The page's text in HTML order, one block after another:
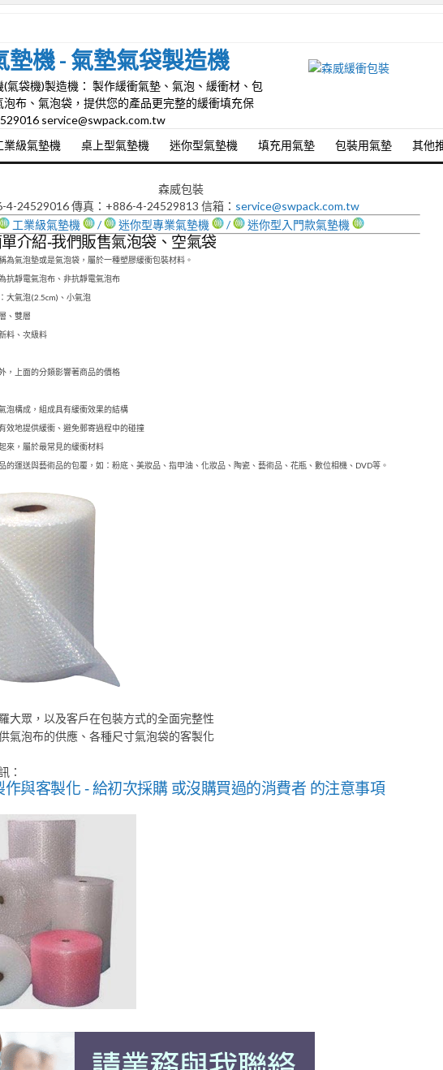
墊機 - 氣墊氣袋製造機
(氣袋機)製造機： 製作緩衝氣墊、氣泡、緩衝材、包
泡布、氣泡袋，提供您的產品更完整的緩衝填充保
service@swpack.com.tw
業級氣墊機 桌上型氣墊機 迷你型氣墊機 填充用氣墊 包裝用氣墊 其他
森威包裝
4-24529016 傳真：+886-4-24529813 信箱： service@swpack.com.tw
工業級氣墊機
/ 迷你型專業氣墊機 / 迷你型入門款氣墊機
介紹-我們販售氣泡袋、空氣袋
為氣泡墊或是氣泡袋，屬於一種塑膠緩衝包裝材料。
抗靜電氣泡布、非抗靜電氣泡布
大氣泡(2.5cm)、小氣泡
、雙層
料、次級料
，上面的分類影響著商品的價格
泡構成，組成具有緩衝效果的結構
效地提供緩衝、避免郵寄過程中的碰撞
來，屬於最常見的緩衝材料
的運送與藝術品的包覆， 如：粉底、美妝品、指甲油、化妝品、陶瓷、藝術品、花瓶、數位相機、DVD等。
大眾，以及客戶在包裝方式的全面完整性
氣泡布的供應、各種尺寸氣泡袋的客製化
：
作與客製化 - 給初次採購 或沒購買過的消費者 的注意事項